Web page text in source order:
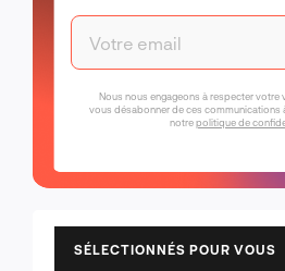
Nous nous engageons à respecter votre
vous désabonner de ces communications
notrepolitique de
SÉLECTIONNÉS POUR VOUS